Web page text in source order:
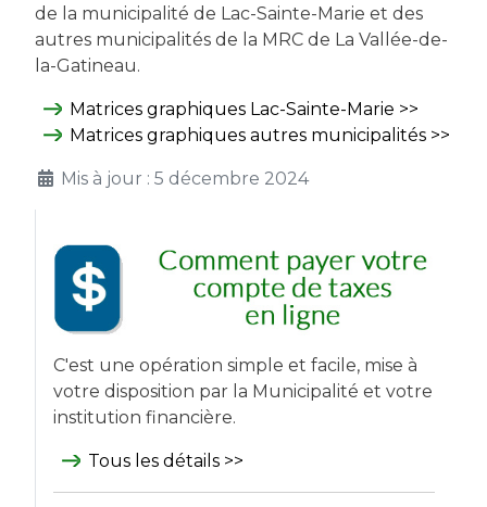
de la municipalité de Lac-Sainte-Marie et des
autres municipalités de la MRC de La Vallée-de-
la-Gatineau.
Matrices graphiques Lac-Sainte-Marie >>
Matrices graphiques autres municipalités >>
Mis à jour : 5 décembre 2024
C'est une opération simple et facile, mise à
votre disposition par la Municipalité et votre
institution financière.
Tous les détails >>